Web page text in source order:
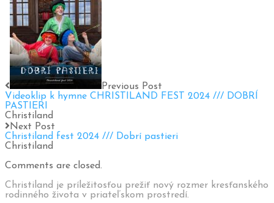
Previous Post
Videoklip k hymne CHRISTILAND FEST 2024 /// DOBRÍ
PASTIERI
Christiland
Next Post
Christiland fest 2024 /// Dobrí pastieri
Christiland
Comments are closed.
Christiland je príležitosťou prežiť nový rozmer kresťanského
rodinného života v priateľskom prostredí.